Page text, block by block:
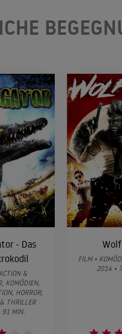
- Das
&
KOMÖDIEN,
HORROR,
THRILLER
MIN.
FILM •
2014 •